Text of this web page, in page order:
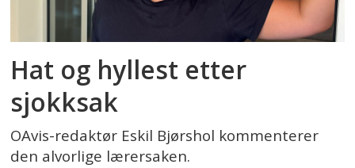
Hat og hyllest etter
sjokksak
OAvis-redaktør Eskil Bjørshol kommenterer
den alvorlige lærersaken.